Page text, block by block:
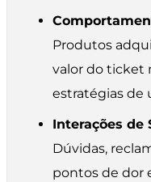
Produtos
valor do ticket
estratégias de
Interações de
Dúvidas,
pontos de dor